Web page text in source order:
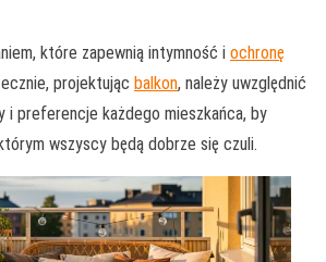
które zapewnią intymność i ochronę
projektując balkon, należy uwzględnić
i preferencje każdego mieszkańca, by
wszyscy będą dobrze się czuli.